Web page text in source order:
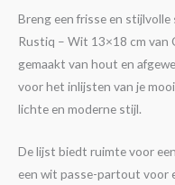
Breng een frisse en
Rustiq – Wit 13×18 cm van
gemaakt van hout en
voor het inlijsten van je
lichte en moderne stijl.
De lijst biedt ruimte voor
een wit passe-partout voor